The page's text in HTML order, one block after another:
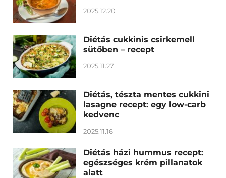
2025.12.20
Diétás cukkinis csirkemell
sütőben – recept
2025.11.27
Diétás, tészta mentes cukkini
lasagne recept: egy low-carb
kedvenc
2025.11.16
Diétás házi hummus recept:
egészséges krém pillanatok
alatt